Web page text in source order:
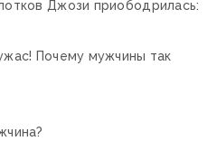
Джози приободрилась:
Почему мужчины так